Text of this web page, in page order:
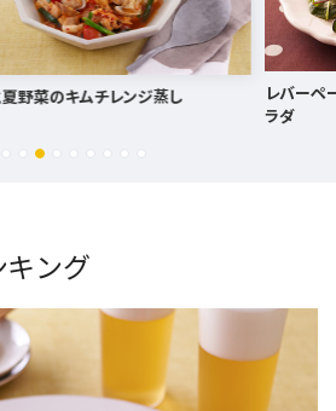
菜のキムチレンジ蒸し
レバーペース
ング